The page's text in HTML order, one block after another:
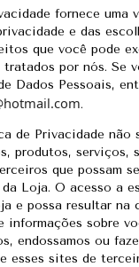
fornece uma
e das
que você pode
tratados por nós. Se
Dados Pessoais,
.
de Privacidade não
produtos, serviços,
que possam
Loja. O acesso a
e possa resultar na
informações sobre
endossamos ou
esses sites de